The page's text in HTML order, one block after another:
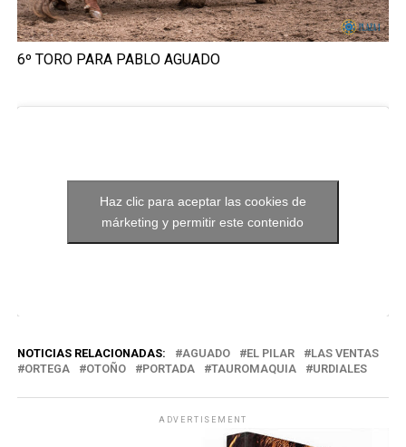
6º TORO PARA PABLO AGUADO
Haz clic para aceptar las cookies de
márketing y permitir este contenido
NOTICIAS RELACIONADAS: AGUADO EL PILAR
LAS VENTAS
ORTEGA
OTOÑO PORTADA TAUROMAQUIA URDIALES
ADVERTISEMENT